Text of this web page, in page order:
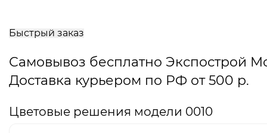
Быстрый заказ
Самовывоз бесплатно Экспострой
Доставка курьером по РФ от 500 р.
Цветовые решения модели 0010